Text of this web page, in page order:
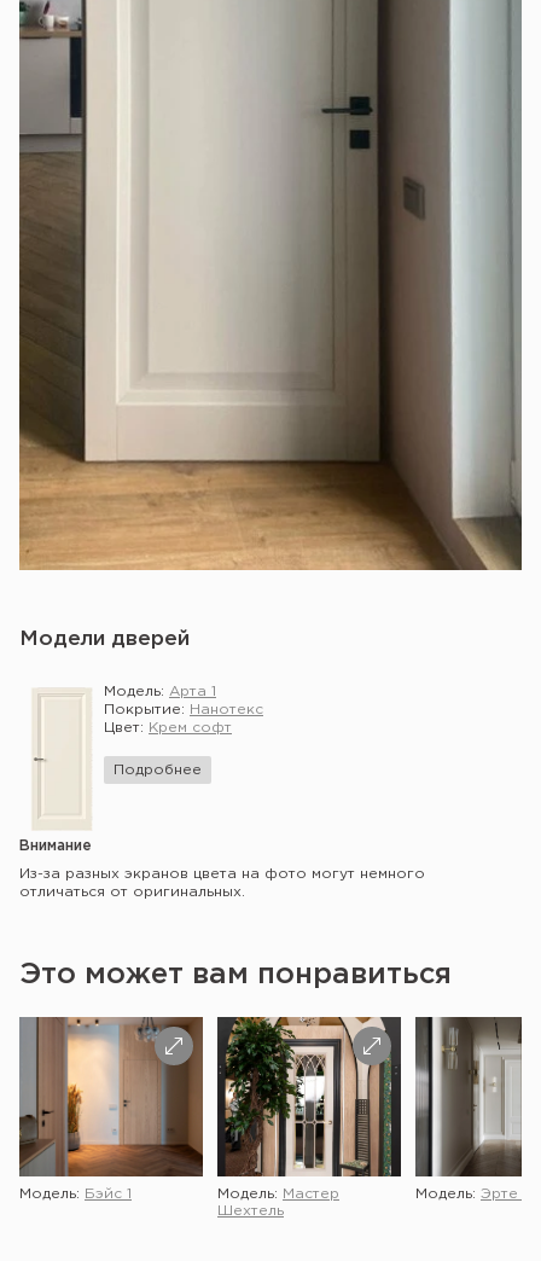
Модели дверей
Модель: Арта 1
Покрытие:
Нанотекс
Цвет:
Крем софт
Подробнее
Внимание
Из-за разных экранов цвета на фото могут немного
отличаться от оригинальных.
Это может вам понравиться
Модель: Бэйс 1 Модель:
Мастер
Шехтель
Модель: Эрте 2